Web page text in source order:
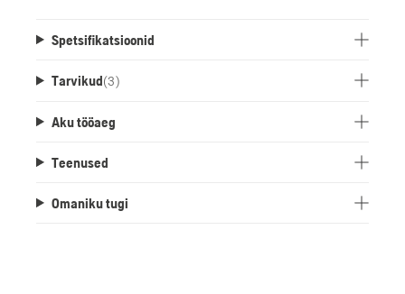
Spetsifikatsioonid
Tarvikud(3)
Aku tööaeg
Teenused
Omaniku tugi